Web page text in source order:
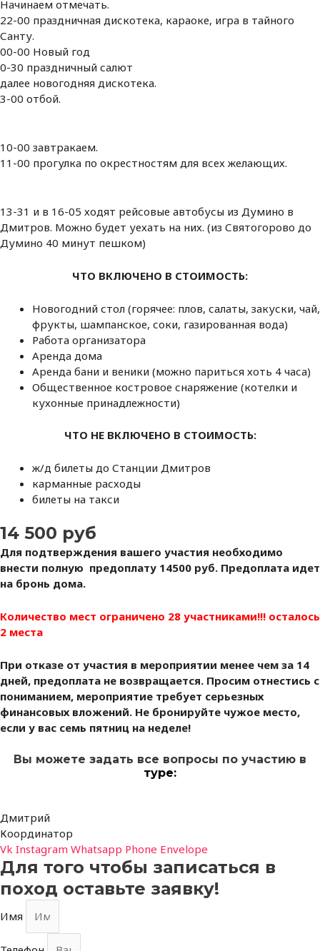
Начинаем отмечать.
22-00 праздничная дискотека, караоке, игра в тайного
Санту.
00-00 Новый год
0-30 праздничный салют
далее новогодняя дискотека.
3-00 отбой.
10-00 завтракаем.
11-00 прогулка по окрестностям для всех желающих.
13-31 и в 16-05 ходят рейсовые автобусы из Думино в
Дмитров. Можно будет уехать на них. (из Святогорово до
Думино 40 минут пешком)
ЧТО ВКЛЮЧЕНО В СТОИМОСТЬ:
Новогодний стол (горячее: плов, салаты, закуски, чай,
фрукты, шампанское, соки, газированная вода)
Работа организатора
Аренда дома
Аренда бани и веники (можно париться хоть 4 часа)
Общественное костровое снаряжение (котелки и
кухонные принадлежности)
ЧТО НЕ ВКЛЮЧЕНО В СТОИМОСТЬ:
ж/д билеты до Станции Дмитров
карманные расходы
билеты на такси
14 500 руб
Для подтверждения вашего участия необходимо
внести полную предоплату 14500 руб. Предоплата идет
на бронь дома.
Количество мест ограничено 28 участниками!!! осталось
2 места
При отказе от участия в мероприятии менее чем за 14
дней, предоплата не возвращается. Просим отнестись с
пониманием, мероприятие требует серьезных
финансовых вложений. Не бронируйте чужое место,
если у вас семь пятниц на неделе!
Вы можете задать все вопросы по участию в
туре:
Дмитрий
Координатор
Vk Instagram Whatsapp Phone Envelope
Для того чтобы записаться в
поход оставьте заявку!
Имя